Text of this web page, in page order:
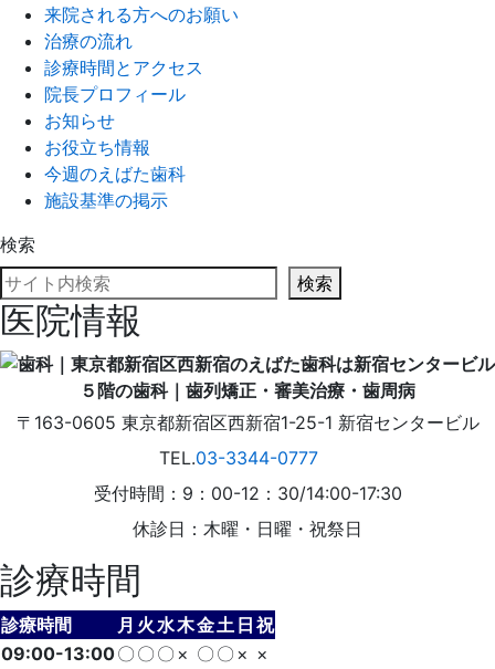
来院される方へのお願い
治療の流れ
診療時間とアクセス
院長プロフィール
お知らせ
お役立ち情報
今週のえばた歯科
施設基準の掲示
検索
検索
医院情報
〒163-0605 東京都新宿区西新宿1-25-1 新宿センタービル
TEL.03-3344-0777
受付時間：9：00-12：30/14:00-17:30
休診日：木曜・日曜・祝祭日
診療時間
診療時間 月 火 水木金土 日 祝
09:00-13:00〇 〇 〇 × 〇 〇 × ×